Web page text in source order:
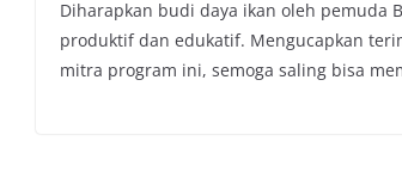
Diharapkan budi daya ikan oleh pemuda
produktif dan edukatif. Mengucapkan
mitra program ini, semoga saling bisa